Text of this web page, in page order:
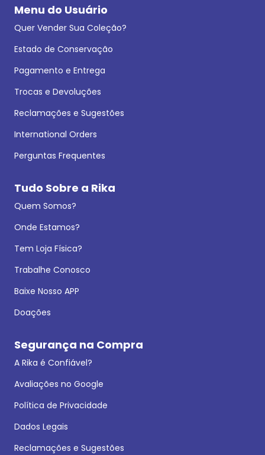
Menu do Usuário
Quer Vender Sua Coleção?
Estado de Conservação
Pagamento e Entrega
Trocas e Devoluções
Reclamações e Sugestões
International Orders
Perguntas Frequentes
Tudo Sobre a Rika
Quem Somos?
Onde Estamos?
Tem Loja Física?
Trabalhe Conosco
Baixe Nosso APP
Doações
Segurança na Compra
A Rika é Confiável?
Avaliações no Google
Política de Privacidade
Dados Legais
Reclamações e Sugestões